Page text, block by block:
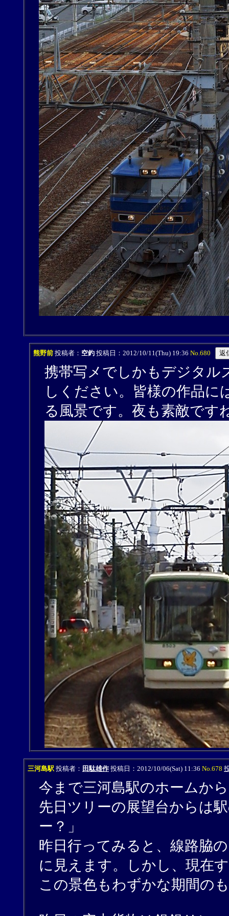
熊野前投稿者： 空釣投稿日：2012/10/11(Thu) 19:36 No.680
携帯写メでしかもデジタル
しください。皆様の作品に
る風景です。夜も素敵です
三河島駅 投稿者： 田駄雄作 投稿日：2012/10/06(Sat) 11:36 No.678
今まで三河島駅のホームか
先日ツリーの展望台からは
ー？」
昨日行ってみると、線路脇
に見えます。しかし、現在
この景色もわずかな期間の